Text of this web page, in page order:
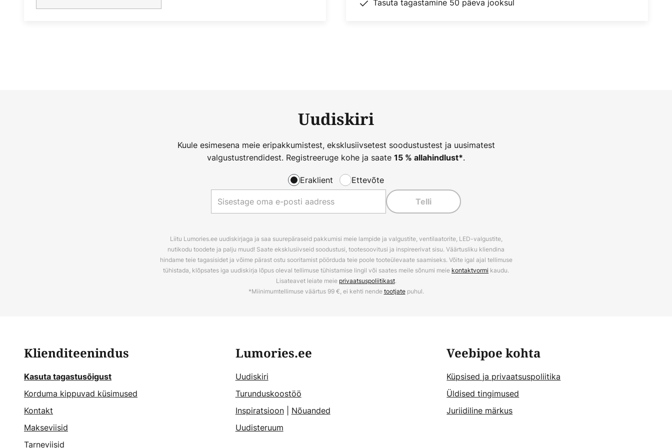
Tasuta tagastamine 50 päeva jooksul
Uudiskiri
Kuule esimesena meie eripakkumistest, eksklusiivsetest soodustustest ja uusimatest
valgustustrendidest. Registreeruge kohe ja saate 15 % allahindlust*.
Eraklient Ettevõte
Telli
Liitu Lumories.ee uudiskirjaga ja saa suurepäraseid pakkumisi meie lampide ja valgustite, ventilaatorite, LED-valgustite,
nutikodu toodete ja palju muud! Saate eksklusiivseid soodustusi, tootesoovitusi ja inspireerivat sisu. Väärtusliku kliendina
hindame teie tagasisidet ja võime pärast ostu sooritamist pöörduda teie poole tooteülevaate saamiseks. Võite igal ajal tellimuse
tühistada, klõpsates iga uudiskirja lõpus oleval tellimuse tühistamise lingil või saates meile sõnumi meie kontaktvormi kaudu.
Lisateavet leiate meie privaatsuspoliitikast.
*Miinimumtellimuse väärtus 99 €, ei kehti nendetootjatepuhul.
Klienditeenindus
Kasuta tagastusõigust
Korduma kippuvad küsimused
Kontakt
Makseviisid
Tarneviisid
Lumories.ee
Uudiskiri
Turunduskoostöö
Inspiratsioon| Nõuanded
Uudisteruum
Veebipoe kohta
Küpsised ja privaatsuspoliitika
Üldised tingimused
Juriidiline märkus